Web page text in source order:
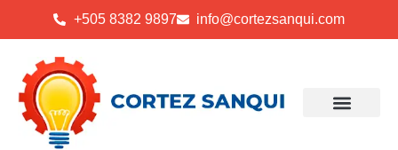
+505 8382 9897 info@cortezsanqui.com